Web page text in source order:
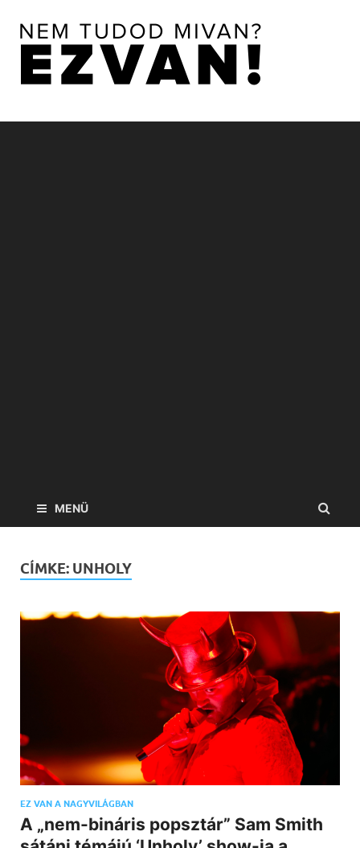
MENÜ
CÍMKE: UNHOLY
EZ VAN A NAGYVILÁGBAN
A „nem-bináris popsztár” Sam Smith